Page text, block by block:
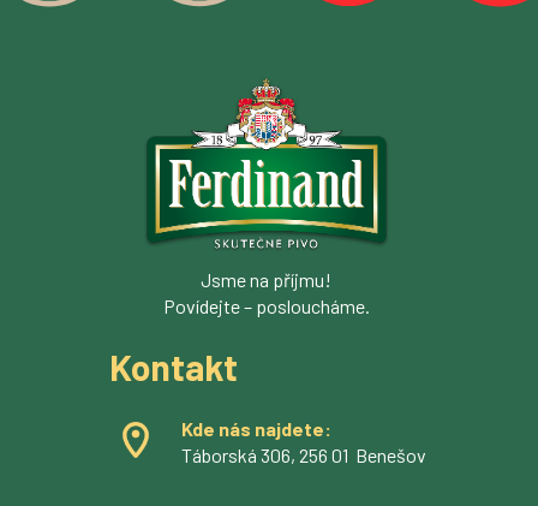
Jsme na příjmu!
Povídejte – posloucháme.
Kontakt
Kde nás najdete:
Táborská 306, 256 01 Benešov